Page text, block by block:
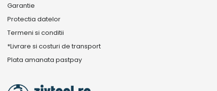
Garantie
Protectia datelor
Termeni si conditii
*Livrare si costuri de transport
Plata amanata pastpay